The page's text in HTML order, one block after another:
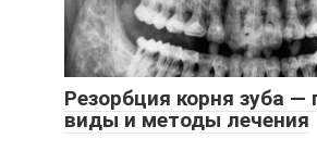
Резорбция корня зуба —
виды и методы лечения